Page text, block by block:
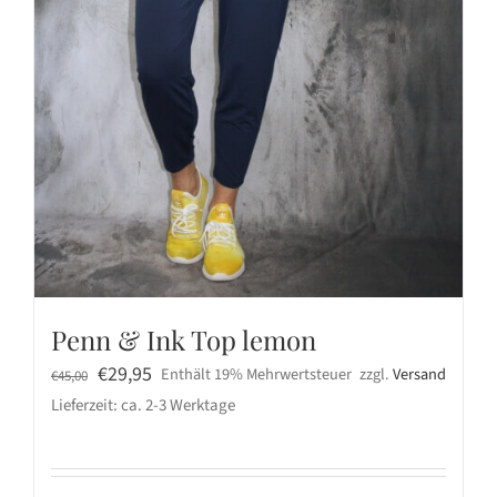
Penn & Ink Top lemon
€45,00 Ursprünglicher
Preis
€45,00
€29,95 Aktueller
Preis
€29,95.
Enthält 19% Mehrwertsteuer zzgl.Versand
Lieferzeit: ca. 2-3 Werktage